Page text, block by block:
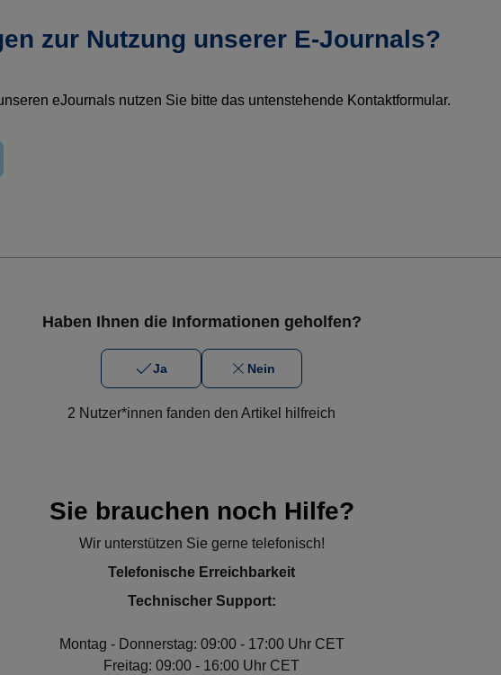
zur Nutzung unserer E-Journals?
eJournals nutzen Sie bitte das untenstehende Kontaktformular.
Haben Ihnen die Informationen geholfen?
Ja Nein
2 Nutzer*innen fanden den Artikel hilfreich
Sie brauchen noch Hilfe?
Wir unterstützen Sie gerne telefonisch!
Telefonische Erreichbarkeit
Technischer Support:
Montag - Donnerstag: 09:00 - 17:00 Uhr CET
Freitag: 09:00 - 16:00 Uhr CET